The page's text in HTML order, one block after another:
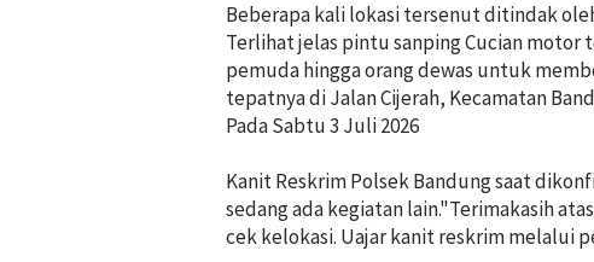
Beberapa kali lokasi tersenut ditindak
Terlihat jelas pintu sanping Cucian motor
pemuda hingga orang dewas untuk
tepatnya di Jalan Cijerah, Kecamatan
Pada Sabtu 3 Juli 2026
Kanit Reskrim Polsek Bandung saat
sedang ada kegiatan lain."Terimakasih
cek kelokasi. Uajar kanit reskrim melalui